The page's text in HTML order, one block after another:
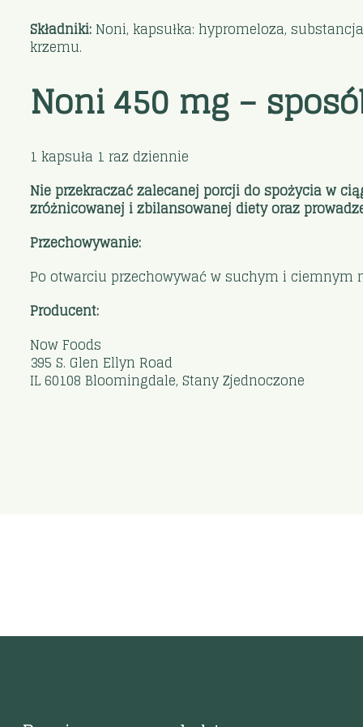
Składniki: Noni, kapsułka: hypromeloza,
krzemu.
Noni 450 mg –
1 kapsuła 1 raz dziennie
Nie przekraczać zalecanej porcji do spożycia w
zróżnicowanej i zbilansowanej diety oraz
Przechowywanie:
Po otwarciu przechowywać w suchym i ciemnym
Producent:
Now Foods
395 S. Glen Ellyn Road
IL 60108 Bloomingdale, Stany Zjednoczone